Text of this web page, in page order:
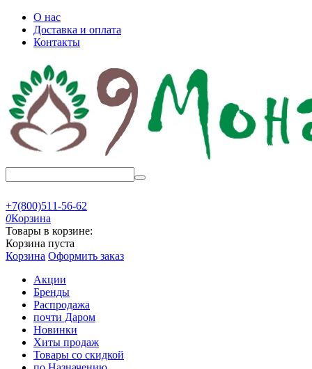
О нас
Доставка и оплата
Контакты
+7(800)511-56-62
0Корзина
Товары в корзине:
Корзина пуста
Корзина Оформить заказ
Акции
Бренды
Распродажа
почти Даром
Новинки
Хиты продаж
Товары со скидкой